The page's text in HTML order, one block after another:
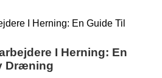
I Herning: En
Dræning